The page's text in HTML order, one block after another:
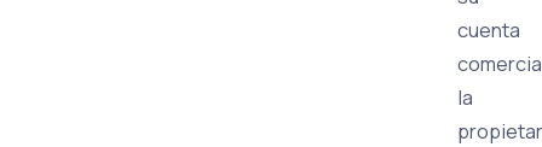
cuenta
la